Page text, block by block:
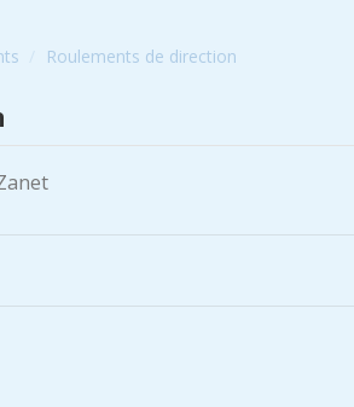
Roulements de direction